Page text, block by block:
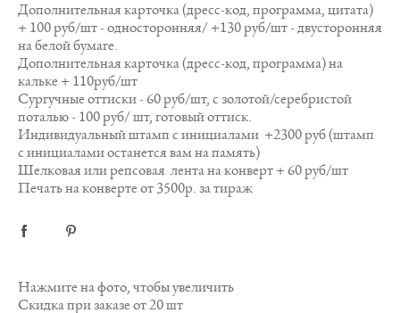
Дополнительная карточка (дресс-код, программа, цитата)
+ 100 руб/шт - односторонняя/ +130 руб/шт - двусторонняя
на белой бумаге.
Дополнительная карточка (дресс-код, программа) на
кальке + 110руб/шт
Сургучные оттиски - 60 руб/шт, с золотой/серебристой
поталью - 100 руб/ шт, готовый оттиск.
Индивидуальный штамп с инициалами +2300 руб (штамп
с инициалами останется вам на память)
Шелковая или репсовая лента на конверт + 60 руб/шт
Печать на конверте от 3500р. за тираж
Нажмите на фото, чтобы увеличить
Скидка при заказе от 20 шт